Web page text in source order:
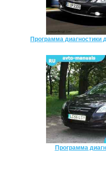
Программа диагностики
Программа